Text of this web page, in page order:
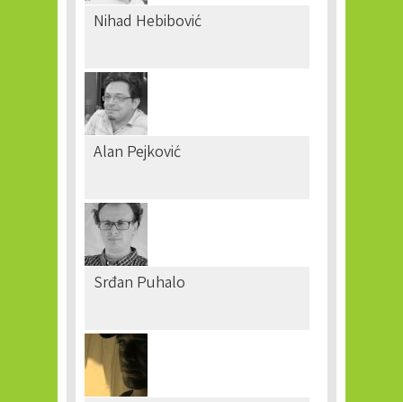
Nihad Hebibović
Alan Pejković
Srđan Puhalo